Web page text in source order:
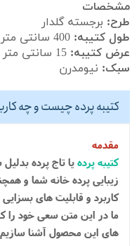
مشخصات
طرح: برجسته گلدار
طول کتیبه:
سانتی متر
عرض کتیبه: 15 سانتی متر
سبک: نیومدرن
کتیبه پرده چیست و چه
مقدمه
کتیبه پردهیا تاج پرده
زیبایی پرده خانه شما و
کاربرد و قابلیت های بسزایی
ما در این متن سعی خود را
های این محصول آشنا